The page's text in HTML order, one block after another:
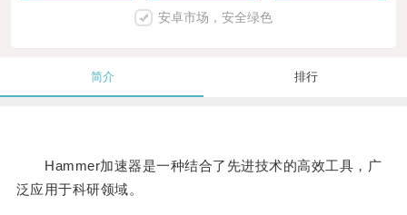
安卓市场，安全绿色
简介 排行
Hammer加速器是一种结合了先进技术的高效工具，广
泛应用于科研领域。